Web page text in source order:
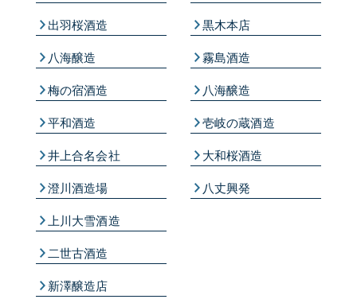
出羽桜酒造
八海醸造
梅の宿酒造
平和酒造
井上合名会社
澄川酒造場
上川大雪酒造
二世古酒造
新澤醸造店
黒木本店
霧島酒造
八海醸造
壱岐の蔵酒造
大和桜酒造
八丈興発